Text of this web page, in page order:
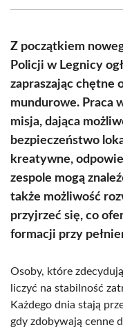
(Twitter)
Z początkiem
Policji w Legnicy
zapraszając chętne
mundurowe. Praca
misja, dająca
bezpieczeństwo
kreatywne,
zespole mogą
także możliwość
przyjrzeć się, co
formacji przy
Osoby, które
liczyć na stabilność
Każdego dnia stają
gdy zdobywają cenne